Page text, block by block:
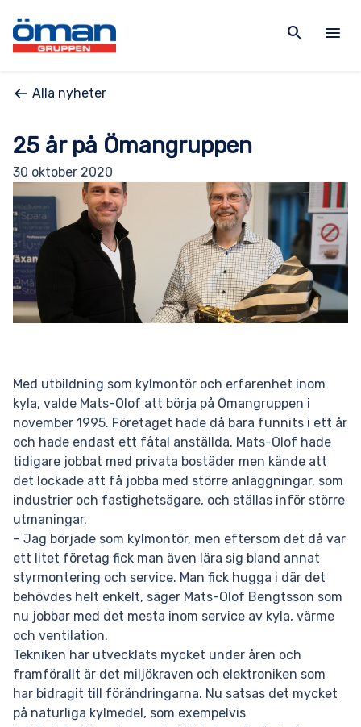
search menu
Alla nyheter
25 år på Ömangruppen
30 oktober 2020
Med utbildning som kylmontör och erfarenhet inom
kyla, valde Mats-Olof att börja på Ömangruppen i
november 1995. Företaget hade då bara funnits i ett år
och hade endast ett fåtal anställda. Mats-Olof hade
tidigare jobbat med privata bostäder men kände att
det lockade att få jobba med större anläggningar, som
industrier och fastighetsägare, och ställas inför större
utmaningar.
– Jag började som kylmontör, men eftersom det då var
ett litet företag fick man även lära sig bland annat
styrmontering och service. Man fick hugga i där det
behövdes helt enkelt, säger Mats-Olof Bengtsson som
nu jobbar med det mesta inom service av kyla, värme
och ventilation.
Tekniken har utvecklats mycket under åren och
framförallt är det miljökraven och elektroniken som
har bidragit till förändringarna. Nu satsas det mycket
på naturliga kylmedel, som exempelvis